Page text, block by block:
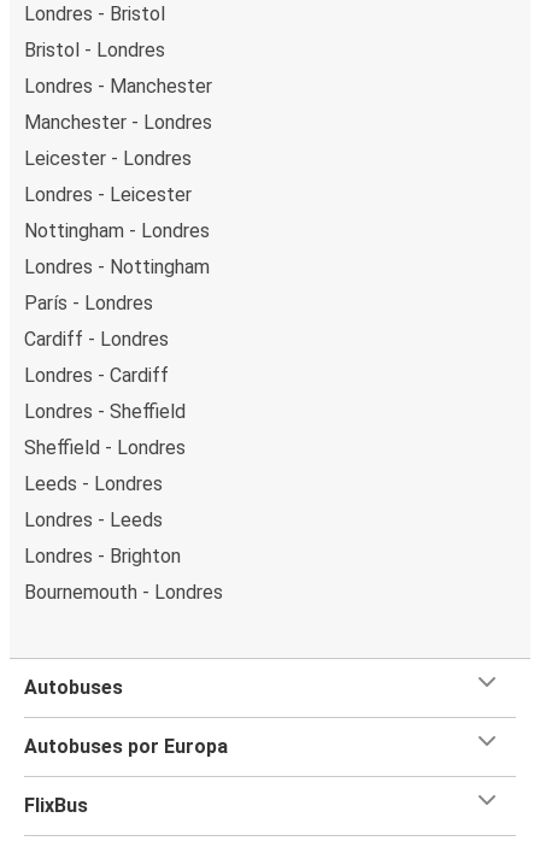
Londres - Bristol
Bristol - Londres
Londres - Manchester
Manchester - Londres
Leicester - Londres
Londres - Leicester
Nottingham - Londres
Londres - Nottingham
París - Londres
Cardiff - Londres
Londres - Cardiff
Londres - Sheffield
Sheffield - Londres
Leeds - Londres
Londres - Leeds
Londres - Brighton
Bournemouth - Londres
Autobuses
Autobuses por Europa
FlixBus